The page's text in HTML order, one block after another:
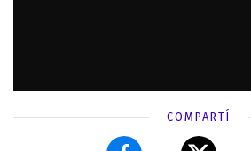
COMPARTÍ